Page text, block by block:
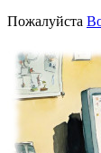
Пожалуйста